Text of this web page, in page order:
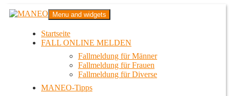
Zum
InhaltMANEO
Das schwule Anti-Gewalt-Projekt in Berlin
Menu and widgets
Startseite
FALL ONLINE MELDEN
Fallmeldung für Männer
Fallmeldung für Frauen
Fallmeldung für Diverse
MANEO-Tipps